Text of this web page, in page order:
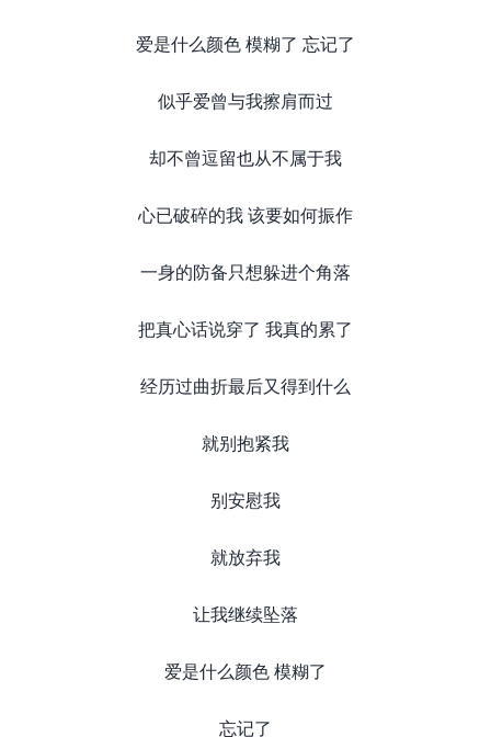
爱是什么颜色 模糊了 忘记了
似乎爱曾与我擦肩而过
却不曾逗留也从不属于我
心已破碎的我 该要如何振作
一身的防备只想躲进个角落
把真心话说穿了 我真的累了
经历过曲折最后又得到什么
就别抱紧我
别安慰我
就放弃我
让我继续坠落
爱是什么颜色 模糊了
忘记了